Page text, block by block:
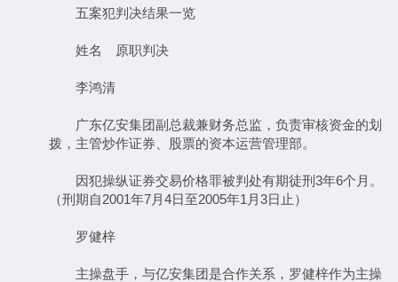
五案犯判决结果一览
姓名 原职判决
李鸿清
广东亿安集团副总裁兼财务总监，负责审核资金的划
拨，主管炒作证券、股票的资本运营管理部。
因犯操纵证券交易价格罪被判处有期徒刑3年6个月。
（刑期自2001年7月4日至2005年1月3日止）
罗健梓
主操盘手，与亿安集团是合作关系，罗健梓作为主操